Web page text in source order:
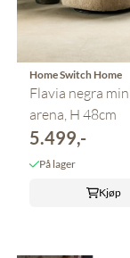
Home Switch Home
Flavia negra
arena, H 48cm
5.499,-
På lager
Kjøp